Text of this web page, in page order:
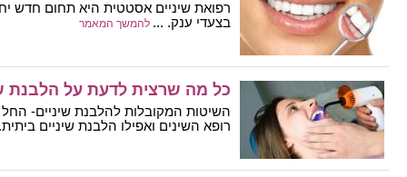
רפואת שיניים אסטטית היא תחום חדש
בצעדי ענק. ... להמשך המאמר
כל מה שרצית לדעת על הלבנת
השיטות המקובלות להלבנת שיניים-
רופא השינים ואפילו הלבנת שיניים